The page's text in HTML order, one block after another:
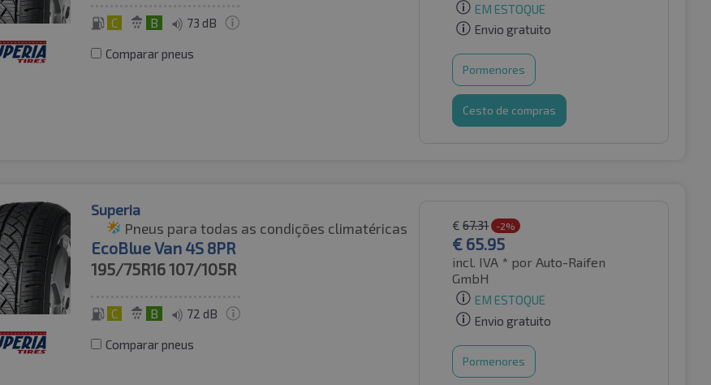
C B 73 dB
Comparar pneus
EM ESTOQUE
Envio gratuito
Pormenores
Cesto de compras
Superia
Pneus para todas as condições climatéricas
EcoBlue Van 4S 8PR
195/75R16107/105R
C B 72 dB
Comparar pneus
€ 67.31 -2%
€ 65.95
incl. IVA * por Auto-Raifen
GmbH
EM ESTOQUE
Envio gratuito
Pormenores